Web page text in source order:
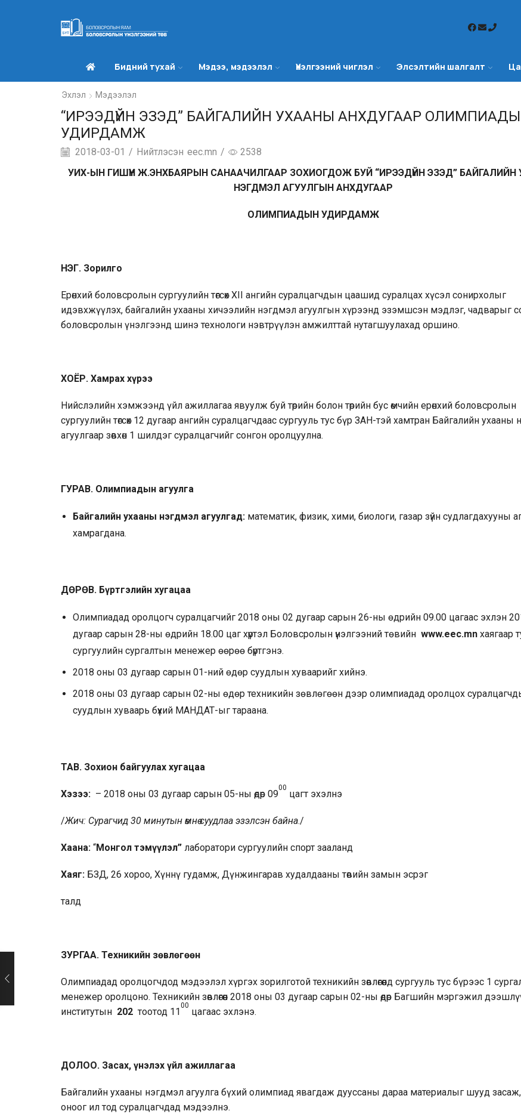
Бидний тухай Мэдээ, мэдээлэл Үнэлгээний чиглэл Элсэлтийн шалгалт
Эхлэл Мэдээлэл
“ИРЭЭДҮЙН ЭЗЭД” БАЙГАЛИЙН УХААНЫ АНХДУГААР
УДИРДАМЖ
2018-03-01 / Нийтлэсэн eec.mn /
2538
УИХ-ЫН ГИШҮҮН Ж.ЭНХБАЯРЫН САНААЧИЛГААР ЗОХИОГДОЖ БУЙ “ИРЭЭДҮЙН ЭЗЭД” БАЙГАЛИЙН
НЭГДМЭЛ АГУУЛГЫН АНХДУГААР
ОЛИМПИАДЫН УДИРДАМЖ
НЭГ. Зорилго
Ерөнхий боловсролын сургуулийн төгсөх XII ангийн суралцагчдын цаашид суралцах хүсэл сонирхолыг
идэвхжүүлэх, байгалийн ухааны хичээлийн нэгдмэл агуулгын хүрээнд эзэмшсэн мэдлэг, чадварыг
боловсролын үнэлгээнд шинэ технологи нэвтрүүлэн амжилттай нутагшуулахад оршино.
ХОЁР. Хамрах хүрээ
Нийслэлийн хэмжээнд үйл ажиллагаа явуулж буй төрийн болон төрийн бус өмчийн ерөнхий боловсролын
сургуулийн төгсөх 12 дугаар ангийн суралцагчдаас сургууль тус бүр ЗАН-тэй хамтран Байгалийн ухааны
агуулгаар зөвхөн 1 шилдэг суралцагчийг сонгон оролцуулна.
ГУРАВ. Олимпиадын агуулга
Байгалийн ухааны нэгдмэл агуулгад: математик, физик, хими, биологи, газар зүйн судлагдахууны
хамрагдана.
ДӨРӨВ. Бүртгэлийн хугацаа
Олимпиадад оролцогч суралцагчийг 2018 оны 02 дугаар сарын 26-ны өдрийн 09.00 цагаас эхлэн
дугаар сарын 28-ны өдрийн 18.00 цаг хүртэл Боловсролын үнэлгээний төвийн www.eec.mn хаягаар
сургуулийн сургалтын менежер өөрөө бүртгэнэ.
2018 оны 03 дугаар сарын 01-ний өдөр суудлын хуваарийг хийнэ.
2018 оны 03 дугаар сарын 02-ны өдөр техникийн зөвлөгөөн дээр олимпиадад оролцох
суудлын хуваарь бүхий МАНДАТ-ыг тараана.
ТАВ. Зохион байгуулах хугацаа
Хэзээ: – 2018 оны 03 дугаар сарын 05-ны өдөр 09
00
цагт эхэлнэ
/Жич: Сурагчид 30 минутын өмнө суудлаа эзэлсэн байна./
Хаана: “Монгол тэмүүлэл” лаборатори сургуулийн спорт зааланд
Хаяг: БЗД, 26 хороо, Хүннү гудамж, Дүнжингарав худалдааны төвийн замын эсрэг
талд
ЗУРГАА. Техникийн зөвлөгөөн
Олимпиадад оролцогчдод мэдээлэл хүргэх зорилготой техникийн зөвлөгөөнд сургууль тус бүрээс 1
менежер оролцоно. Техникийн зөвлөгөөн 2018 оны 03 дугаар сарын 02-ны өдөр Багшийн мэргэжил
институтын 202 тоотод 11
00
цагаас эхлэнэ.
ДОЛОО. Засах, үнэлэх үйл ажиллагаа
Байгалийн ухааны нэгдмэл агуулга бүхий олимпиад явагдаж дууссаны дараа материалыг шууд
оноог ил тод суралцагчдад мэдээлнэ.